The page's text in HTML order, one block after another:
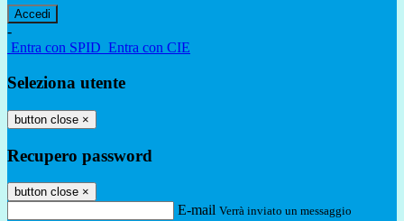
-
Entra con SPID Entra con CIE
Seleziona utente
button close ×
Recupero password
button close ×
E-mail Verrà inviato un messaggio